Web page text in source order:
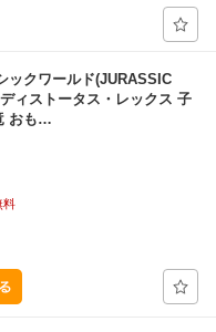
ックワールド(JURASSIC
ィストータス・レックス 子
おも…
料